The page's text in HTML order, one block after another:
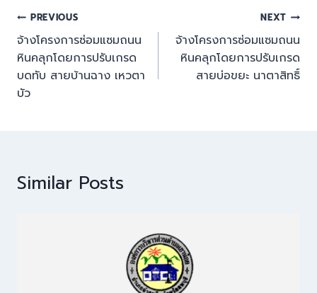
PREVIOUS
จ้างโครงการซ่อมแซมถนน
หินคลุกโดยการปรับเกรด
บดทับ สายบ้านฉาง เหวตา
บัว
NEXT
จ้างโครงการซ่อมแซมถนน
หินคลุกโดยการปรับเกรด
สายบ่อขยะ นาตาสิทธิ์
Similar Posts